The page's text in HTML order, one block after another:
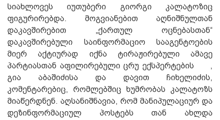
სიახლოვეს იუთუბერი გიორგი კალატოზიც
ფიგურირებდა. მოგვიანებით აღნიშნულთან
დაკავშირებით „ქართულ ოცნებასთან“
დაკავშირებული საინფორმაციო სააგენტოების
მიერ აქტიურად იქნა ტირაჟირებული ამავე
პარტიასთან აფილირებული ცრუ ექსპერტების ,
გია აბაშიძისა და დავით ჩიხელიძის,
კომენტარებიც, რომლებშიც ხუმრობას კალატოზს
მიაწერდნენ. აღსანიშნავია, რომ მანიპულაციურ და
დეზინფორმაციულ პოსტებს თან ახლდა